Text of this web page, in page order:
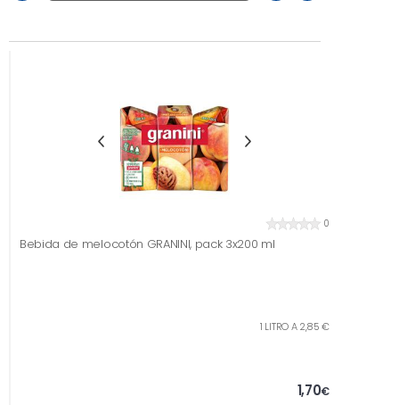
0
Bebida de melocotón GRANINI, pack 3x200 ml
1 LITRO A 2,85 €
1,70€